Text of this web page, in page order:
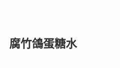
腐竹鴿蛋糖水